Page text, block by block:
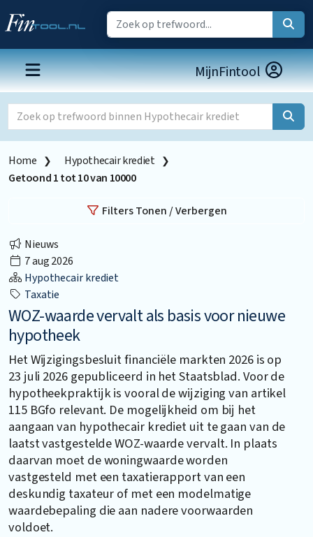
MijnFintool
Home
Hypothecair krediet
Getoond1tot10van 10000
Filters Tonen / Verbergen
Nieuws
7 aug 2026
Hypothecair krediet
Taxatie
WOZ-waarde vervalt als basis voor nieuwe
hypotheek
Het Wijzigingsbesluit financiële markten 2026 is op
23 juli 2026 gepubliceerd in het Staatsblad. Voor de
hypotheekpraktijk is vooral de wijziging van artikel
115 BGfo relevant. De mogelijkheid om bij het
aangaan van hypothecair krediet uit te gaan van de
laatst vastgestelde WOZ-waarde vervalt. In plaats
daarvan moet de woningwaarde worden
vastgesteld met een taxatierapport van een
deskundig taxateur of met een modelmatige
waardebepaling die aan nadere voorwaarden
voldoet.